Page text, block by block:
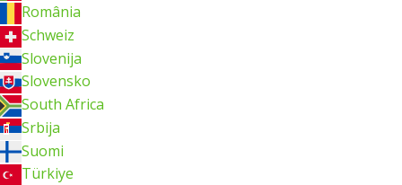
România
Schweiz
Slovenija
Slovensko
South Africa
Srbija
Suomi
Türkiye